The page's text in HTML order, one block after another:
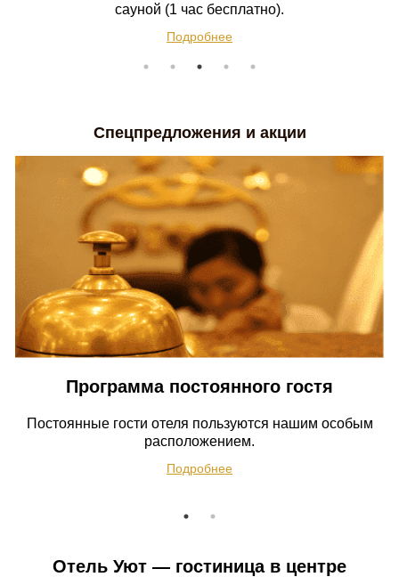
Подробнее
Подробнее
сауной (1 час бесплатно).
Подробнее
Подробнее
Подробнее
Спецпредложения и акции
Программа постоянного гостя
Постоянные гости отеля пользуются нашим особым
расположением.
Подробнее
Отель Уют — гостиница в центре